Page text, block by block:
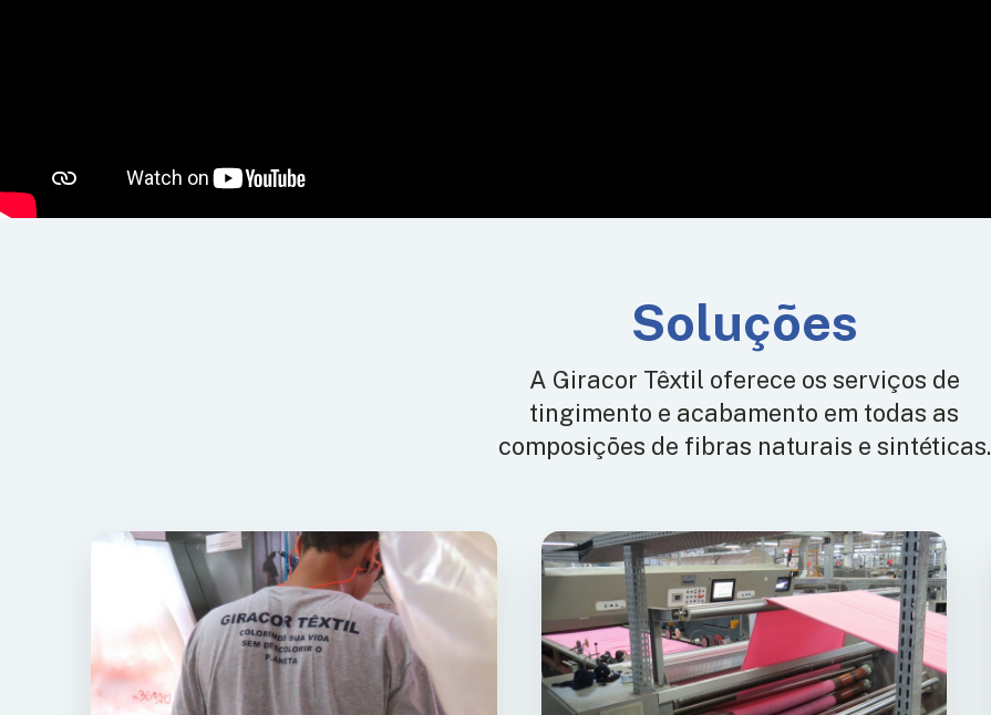
Soluções
A Giracor Têxtil oferece os serviços de
tingimento e acabamento em todas as
composições de fibras naturais e sintéticas.